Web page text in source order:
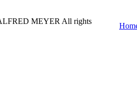
MEYER All rights